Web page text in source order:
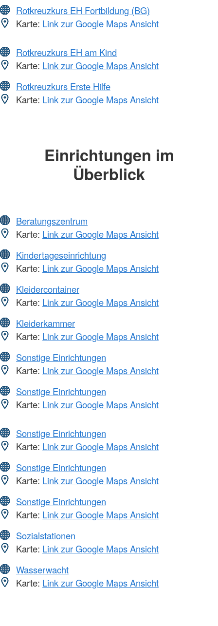
Rotkreuzkurs EH Fortbildung (BG)
Karte: Link zur Google Maps Ansicht
Rotkreuzkurs EH am Kind
Karte: Link zur Google Maps Ansicht
Rotkreuzkurs Erste Hilfe
Karte: Link zur Google Maps Ansicht
Einrichtungen im
Überblick
Beratungszentrum
Karte: Link zur Google Maps Ansicht
Kindertageseinrichtung
Karte: Link zur Google Maps Ansicht
Kleidercontainer
Karte: Link zur Google Maps Ansicht
Kleiderkammer
Karte: Link zur Google Maps Ansicht
Sonstige Einrichtungen
Karte: Link zur Google Maps Ansicht
Sonstige Einrichtungen
Karte: Link zur Google Maps Ansicht
Sonstige Einrichtungen
Karte: Link zur Google Maps Ansicht
Sonstige Einrichtungen
Karte: Link zur Google Maps Ansicht
Sonstige Einrichtungen
Karte: Link zur Google Maps Ansicht
Sozialstationen
Karte: Link zur Google Maps Ansicht
Wasserwacht
Karte: Link zur Google Maps Ansicht